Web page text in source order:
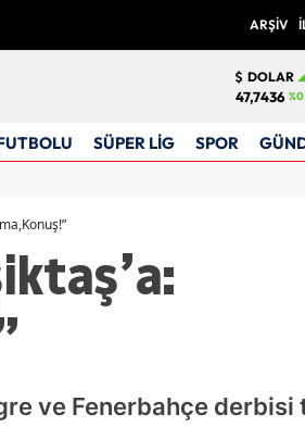
ARŞİV
DOLAR
47,7436
SÜPER LİG SPOR
ve Fenerbahçe derbisi